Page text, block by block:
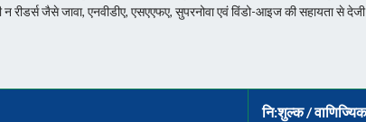
रीडर्स जैसे जावा, एनवीडीए, एसएएफए, सुपरनोवा एवं विंडो-आइज की सहायता से
नि:शुल्क /‍ वाणिज्यिक